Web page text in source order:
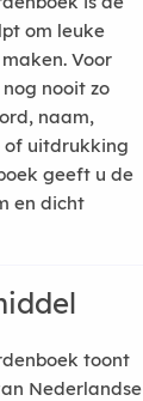
om leuke
Voor
nooit zo
naam,
of uitdrukking
geeft u de
en dicht
toont
Nederlandse